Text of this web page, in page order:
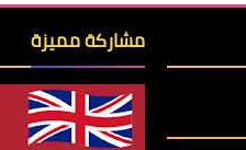
مشاركة مميزة